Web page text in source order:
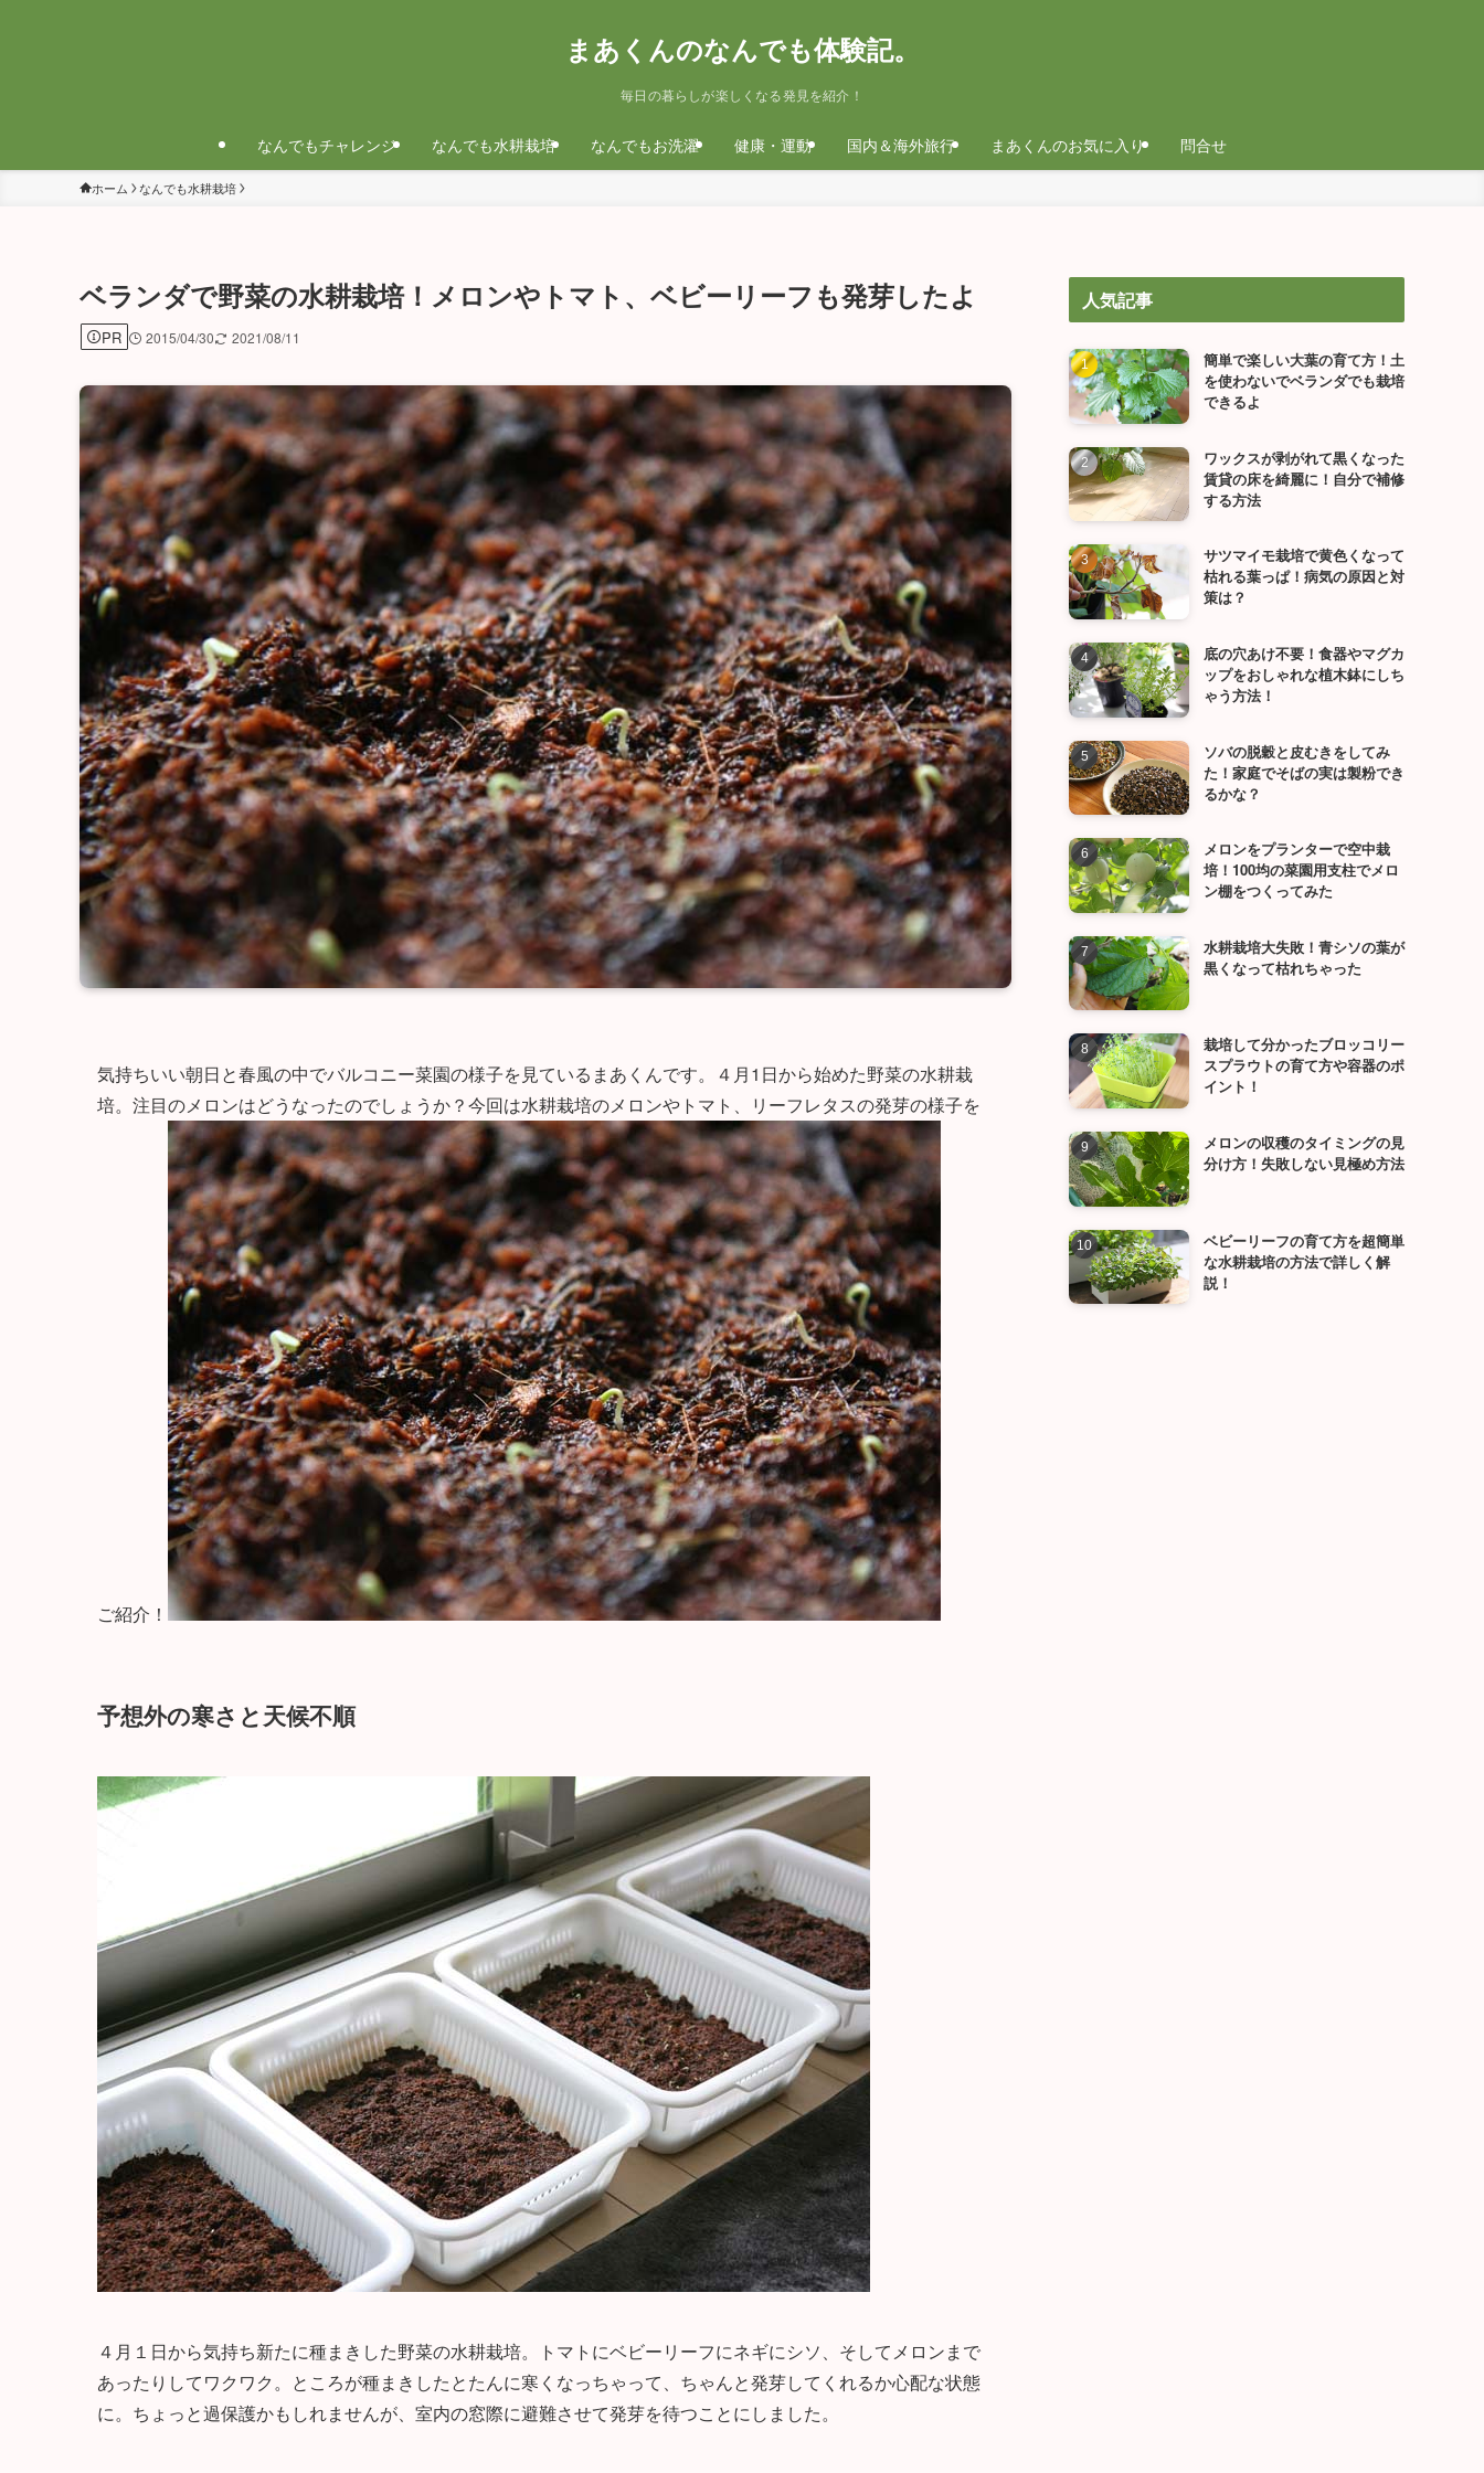
まあくんのなんでも体験記。
毎日の暮らしが楽しくなる発見を紹介！
なんでもチャレンジ なんでも水耕栽培 なんでもお洗濯 健康・運動 国内＆海外旅行 まあくんのお気に入り 問合せ
ホーム なんでも水耕栽培
ベランダで野菜の水耕栽培！メロンやトマト、ベビーリーフも発芽したよ
PR 2015/04/30 2021/08/11
気持ちいい朝日と春風の中でバルコニー菜園の様子を見ているまあくんです。４月1日から始めた野菜の水耕栽
培。注目のメロンはどうなったのでしょうか？今回は水耕栽培のメロンやトマト、リーフレタスの発芽の様子を
ご紹介！
予想外の寒さと天候不順
４月１日から気持ち新たに種まきした野菜の水耕栽培。トマトにベビーリーフにネギにシソ、そしてメロンまで
あったりしてワクワク。ところが種まきしたとたんに寒くなっちゃって、ちゃんと発芽してくれるか心配な状態
に。ちょっと過保護かもしれませんが、室内の窓際に避難させて発芽を待つことにしました。
人気記事
簡単で楽しい大葉の育て方！土
を使わないでベランダでも栽培
できるよ
ワックスが剥がれて黒くなった
賃貸の床を綺麗に！自分で補修
する方法
サツマイモ栽培で黄色くなって
枯れる葉っぱ！病気の原因と対
策は？
底の穴あけ不要！食器やマグカ
ップをおしゃれな植木鉢にしち
ゃう方法！
ソバの脱穀と皮むきをしてみ
た！家庭でそばの実は製粉でき
るかな？
メロンをプランターで空中栽
培！100均の菜園用支柱でメロ
ン棚をつくってみた
水耕栽培大失敗！青シソの葉が
黒くなって枯れちゃった
栽培して分かったブロッコリー
スプラウトの育て方や容器のポ
イント！
メロンの収穫のタイミングの見
分け方！失敗しない見極め方法
ベビーリーフの育て方を超簡単
な水耕栽培の方法で詳しく解
説！